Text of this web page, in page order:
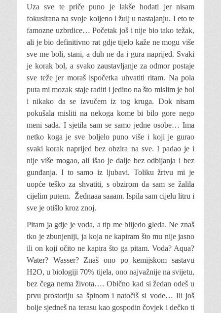
Uza sve te priče puno je lakše hodati jer nisam
fokusirana na svoje koljeno i žulj u nastajanju. I eto te
famozne uzbrdice… Početak još i nije bio tako težak,
ali je bio definitivno rat gdje tijelo kaže ne mogu više
sve me boli, stani, a duh ne da i gura naprijed. Svaki
je korak bol, a svako zaustavljanje za odmor postaje
sve teže jer moraš ispočetka uhvatiti ritam. Na pola
puta mi mozak staje raditi i jedino na što mislim je bol
i nikako da se izvučem iz tog kruga. Dok nisam
pokušala misliti na nekoga kome bi bilo gore nego
meni sada. I sjetila sam se samo jedne osobe… Ima
netko koga je sve boljelo puno više i koji je gurao
svaki korak naprijed bez obzira na sve. I padao je i
nije više mogao, ali išao je dalje bez odbijanja i bez
gunđanja. I to samo iz ljubavi. Toliku žrtvu mi je
uopće teško za shvatiti, s obzirom da sam se žalila
cijelim putem. Žednaaa saaam. Ispila sam cijelu litru i
sve je otišlo kroz znoj.
Pitam ja gdje je voda, a tip me blijedo gleda. Ne znaš
tko je zbunjeniji, ja koja ne kapiram što mu nije jasno
ili on koji očito ne kapira što ga pitam. Voda? Aqua?
Water? Wasser? Znaš ono po kemijskom sastavu
H2O, u biologiji 70% tijela, ono najvažnije na svijetu,
bez čega nema života…. Obično kad si žedan odeš u
prvu prostoriju sa špinom i natočiš si vode… Ili još
bolje sjedneš na terasu kao gospodin čovjek i dečko ti